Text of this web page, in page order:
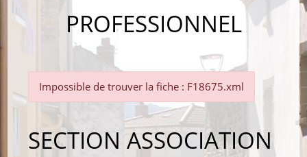
PROFESSIONNEL
Impossible de trouver la fiche : F18675.xml
SECTION ASSOCIATION